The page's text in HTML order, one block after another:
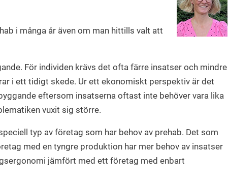
i många år även om man hittills valt att
För individen krävs det ofta färre insatser och mindre
i ett tidigt skede. Ur ett ekonomiskt perspektiv är det
eftersom insatserna oftast inte behöver vara lika
vuxit sig större.
typ av företag som har behov av prehab. Det som
med en tyngre produktion har mer behov av insatser
jämfört med ett företag med enbart